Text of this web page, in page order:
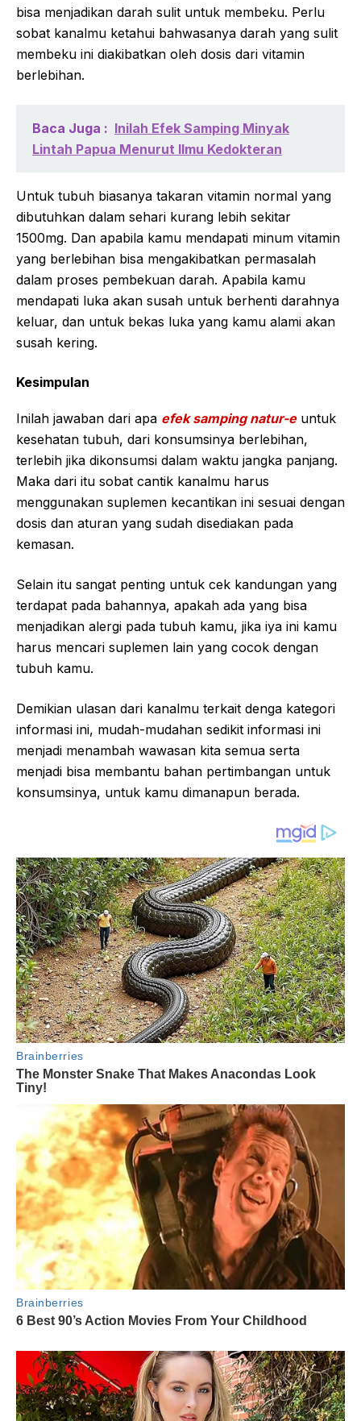
bisa menjadikan darah sulit untuk membeku. Perlu
sobat kanalmu ketahui bahwasanya darah yang sulit
membeku ini diakibatkan oleh dosis dari vitamin
berlebihan.
Baca Juga : Inilah Efek Samping Minyak
Lintah Papua Menurut Ilmu Kedokteran
Untuk tubuh biasanya takaran vitamin normal yang
dibutuhkan dalam sehari kurang lebih sekitar
1500mg. Dan apabila kamu mendapati minum vitamin
yang berlebihan bisa mengakibatkan permasalah
dalam proses pembekuan darah. Apabila kamu
mendapati luka akan susah untuk berhenti darahnya
keluar, dan untuk bekas luka yang kamu alami akan
susah kering.
Kesimpulan
Inilah jawaban dari apa efek samping natur-euntuk
kesehatan tubuh, dari konsumsinya berlebihan,
terlebih jika dikonsumsi dalam waktu jangka panjang.
Maka dari itu sobat cantik kanalmu harus
menggunakan suplemen kecantikan ini sesuai dengan
dosis dan aturan yang sudah disediakan pada
kemasan.
Selain itu sangat penting untuk cek kandungan yang
terdapat pada bahannya, apakah ada yang bisa
menjadikan alergi pada tubuh kamu, jika iya ini kamu
harus mencari suplemen lain yang cocok dengan
tubuh kamu.
Demikian ulasan dari kanalmu terkait denga kategori
informasi ini, mudah-mudahan sedikit informasi ini
menjadi menambah wawasan kita semua serta
menjadi bisa membantu bahan pertimbangan untuk
konsumsinya, untuk kamu dimanapun berada.